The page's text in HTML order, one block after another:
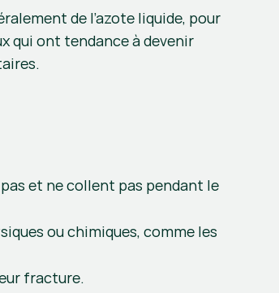
de l’azote liquide, pour
qui ont tendance à devenir
et ne collent pas pendant le
ou chimiques, comme les
fracture.